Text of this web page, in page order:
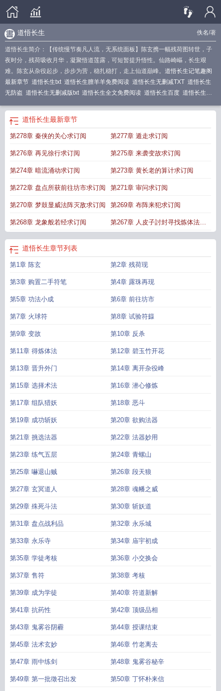
佚名/著
道悟长生
道悟长生简介：【传统慢节奏凡人流，无系统面板】陈玄携一幅残荷图转世，子
夜时分，残荷吸收月华，凝聚悟道莲露，可短暂提升悟性。仙路崎嶇，长生艰
难。陈玄从杂役起步，步步为营，稳扎稳打，走上仙道巔峰。 道悟长生记笔趣阁
最新章节 道悟长生txt 道悟长生膻羊羊免费阅读 道悟长生无删减TXT 道悟长生
无防盗 道悟长生无删减版txt 道悟长生全文免费阅读 道悟长生百度 道悟长生膻
生膻羊羊
道悟长生免费 道悟长生百度百科
度 道悟长生记笔趣阁
羊全文免费阅读道悟长生TXT百度
道悟长生最新章节
第278章 秦侠的关心求订阅 第277章 遁走求订阅
第276章 再见徐行求订阅 第275章 来袭变故求订阅
第274章 暗流涌动求订阅 第273章 黄长老的算计求订阅
第272章 盘点所获前往坊市求订阅 第271章 审问求订阅
第270章 梦鼓显威法阵灭敌求订阅 第269章 布阵来犯求订阅
第268章 龙象般若经求订阅 第267章 人皮子討封寻找炼体法求
订阅
道悟长生章节列表
第1章 陈玄 第2章 残荷现
第3章 购置二手符笔 第4章 露珠再现
第5章 功法小成 第6章 前往坊市
第7章 火球符 第8章 试验符籙
第9章 变故 第10章 反杀
第11章 得炼体法 第12章 碧玉竹开花
第13章 晋升外门 第14章 离开杂役峰
第15章 选择术法 第16章 潜心修炼
第17章 组队猎妖 第18章 恶斗
第19章 成功斩妖 第20章 欲购法器
第21章 挑选法器 第22章 法器妙用
第23章 练气五层 第24章 青螺山
第25章 嚇退山贼 第26章 段天狼
第27章 玄冥道人 第28章 魂幡之威
第29章 殊死斗法 第30章 斩妖道
第31章 盘点战利品 第32章 永乐城
第33章 永乐寺 第34章 庙宇初成
第35章 学徒考核 第36章 小交换会
第37章 售符 第38章 考核
第39章 成为学徒 第40章 符道新解
第41章 抗药性 第42章 顶级品相
第43章 鬼雾谷阴霾 第44章 授课结束
第45章 法术玄妙 第46章 竹老离去
第47章 雨中练剑 第48章 鬼雾谷秘辛
第49章 第一批徵召出发 第50章 丁怀朴来信